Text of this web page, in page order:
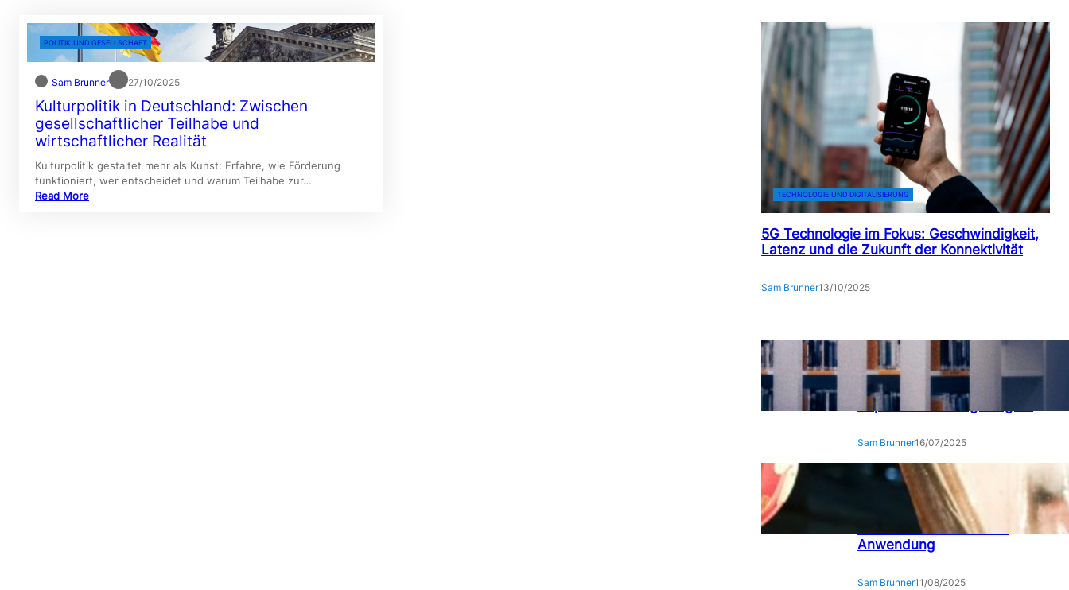
POLITIK UND GESELLSCHAFT
Sam Brunner 27/10/2025
Kulturpolitik in Deutschland: Zwischen
gesellschaftlicher Teilhabe und
wirtschaftlicher Realität
Kulturpolitik gestaltet mehr als Kunst: Erfahre, wie Förderung
funktioniert, wer entscheidet und warum Teilhabe zur…
Read More
TECHNOLOGIE UND DIGITALISIERUNG
5G Technologie im Fokus: Geschwindigkeit,
Latenz und die Zukunft der Konnektivität
Sam Brunner13/10/2025
Analyseseiten erfolgreich
optimieren: Wie Sie die
Sichtbarkeit für Studien und
Reports nachhaltig steigern
Sam Brunner16/07/2025
Chinesisches Horoskop
verstehen: 12
Tierkreiszeichen zwischen
Tradition und moderner
Anwendung
Sam Brunner11/08/2025